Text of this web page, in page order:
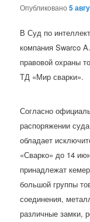
Опубликовано5
В Суд по
компания Swarco
правовой охраны
ТД «Мир сварки».
Согласно
распоряжении
обладает
«Сварко» до 14
принадлежат
большой группы
соединения,
различные замки,